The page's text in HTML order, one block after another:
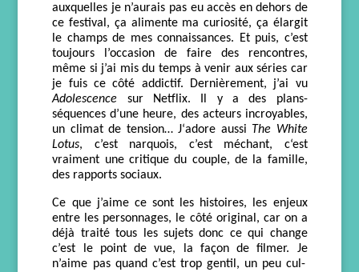
auxquelles je n’aurais pas eu accès en dehors de
ce festival , ça alimente ma curiosité, ça élargit
le champs de mes connaissances. Et puis, c’est
toujours l’occasion de faire des rencontres,
même si j’ai mis du temps à venir aux séries car
je fuis ce côté addictif.
Dernièrement, j’ai vu
Adolescence
sur Netflix. Il y a des plans-
séquences d’une heure, des acteurs incroyables,
un climat de tension…J‘adore aussi The White
Lotus, c’est narquois, c’est méchant, c‘est
vraiment une critique du couple, de la famille,
des rapports sociaux.
Ce que j’aime ce sont les histoires, les enjeux
entre les personnages,
le côté original, car on a
déjà traité tous les sujets donc ce qui change
c’est le point de vue, la façon de filmer. Je
n’aime pas quand c’est trop gentil, un peu cul-